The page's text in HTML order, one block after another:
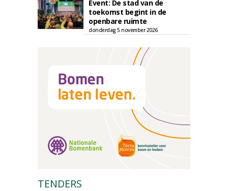
Event: De stad van de
toekomst begint in de
openbare ruimte
donderdag 5 november 2026
TENDERS